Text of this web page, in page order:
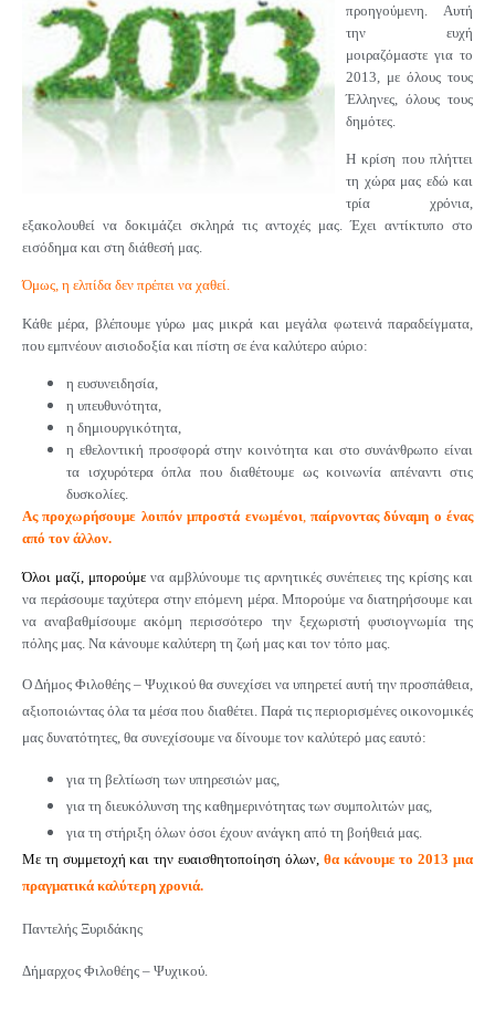
προηγούμενη. Αυτή
την ευχή
μοιραζόμαστε για το
2013, με όλους τους
Έλληνες, όλους τους
δημότες.
Η κρίση που πλήττει
τη χώρα μας εδώ και
τρία χρόνια,
εξακολουθεί να δοκιμάζει σκληρά τις αντοχές μας. Έχει αντίκτυπο στο
εισόδημα και στη διάθεσή μας.
Όμως, η ελπίδα δεν πρέπει να χαθεί.
Κάθε μέρα, βλέπουμε γύρω μας μικρά και μεγάλα φωτεινά παραδείγματα,
που εμπνέουν αισιοδοξία και πίστη σε ένα καλύτερο αύριο:
η ευσυνειδησία,
η υπευθυνότητα,
η δημιουργικότητα,
η εθελοντική προσφορά στην κοινότητα και στο συνάνθρωπο είναι
τα ισχυρότερα όπλα που διαθέτουμε ως κοινωνία απέναντι στις
δυσκολίες.
Ας προχωρήσουμε λοιπόν μπροστά ενωμένοι, παίρνοντας δύναμη ο ένας
από τον άλλον.
Όλοι μαζί, μπορούμε να αμβλύνουμε τις αρνητικές συνέπειες της κρίσης και
να περάσουμε ταχύτερα στην επόμενη μέρα. Μπορούμε να διατηρήσουμε και
να αναβαθμίσουμε ακόμη περισσότερο την ξεχωριστή φυσιογνωμία της
πόλης μας. Να κάνουμε καλύτερη τη ζωή μας και τον τόπο μας.
Ο Δήμος Φιλοθέης – Ψυχικού θα συνεχίσει να υπηρετεί αυτή την προσπάθεια,
αξιοποιώντας όλα τα μέσα που διαθέτει. Παρά τις περιορισμένες οικονομικές
μας δυνατότητες, θα συνεχίσουμε να δίνουμε τον καλύτερό μας εαυτό:
για τη βελτίωση των υπηρεσιών μας,
για τη διευκόλυνση της καθημερινότητας των συμπολιτών μας,
για τη στήριξη όλων όσοι έχουν ανάγκη από τη βοήθειά μας.
Με τη συμμετοχή και την ευαισθητοποίηση όλων, θα κάνουμε το 2013 μια
πραγματικά καλύτερη χρονιά.
Παντελής Ξυριδάκης
Δήμαρχος Φιλοθέης – Ψυχικού.